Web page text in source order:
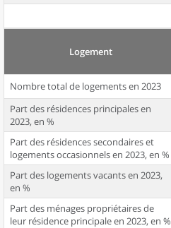
Logement
Nombre total de logements en 2023
Part des résidences principales en
2023, en %
Part des résidences secondaires et
logements occasionnels en 2023, en %
Part des logements vacants en 2023,
en %
Part des ménages propriétaires de
leur résidence principale en 2023, en %